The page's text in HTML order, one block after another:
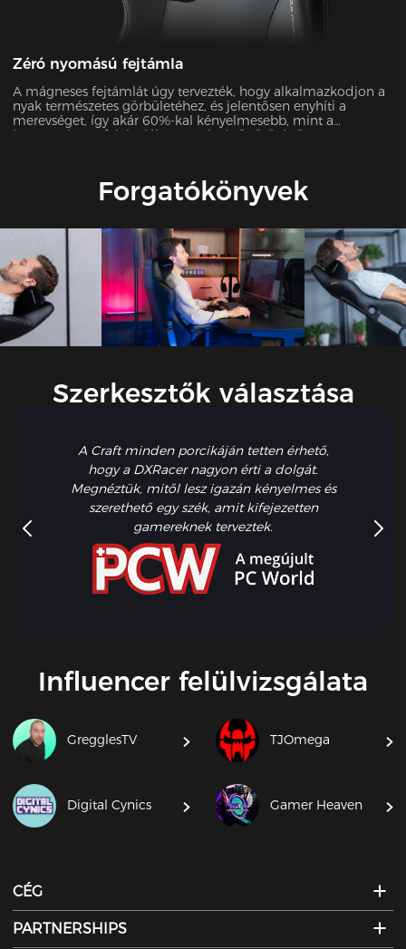
Zéró nyomású fejtámla
A mágneses fejtámlát úgy tervezték, hogy alkalmazkodjon a
nyak természetes görbületéhez, és jelentősen enyhíti a
merevséget, így akár 60%-kal kényelmesebb, mint a
hagyományos fejtámlák. Az 50 kg/m³ sűrűségű, 12 cm-es
Forgatókönyvek
Szerkesztők választása
A Craft minden porcikáján tetten érhető,
hogy a DXRacer nagyon érti a dolgát.
Megnéztük, mitől lesz igazán kényelmes és
szerethető egy szék, amit kifejezetten
gamereknek terveztek.
Influencer felülvizsgálata
GregglesTV TJOmega
Digital Cynics Gamer Heaven
CÉG
PARTNERSHIPS